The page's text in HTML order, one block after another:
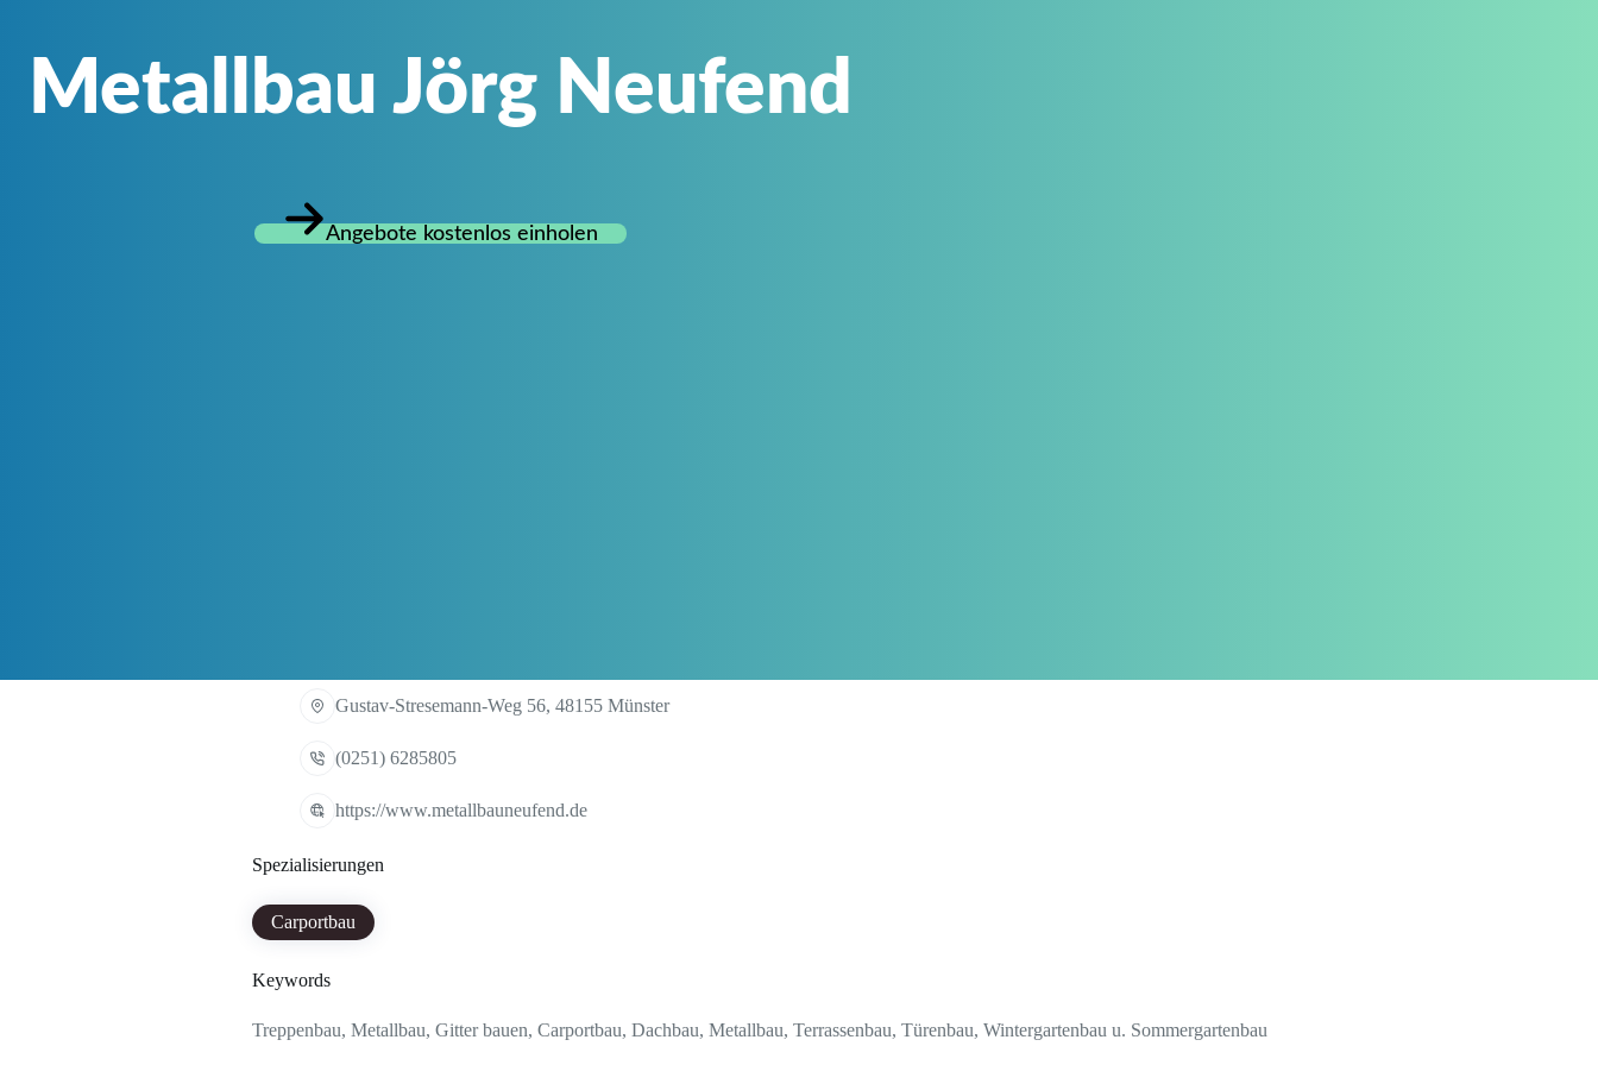
Metallbau Jörg Neufend
Angebote kostenlos einholen
Gustav-Stresemann-Weg 56, 48155 Münster
(0251) 6285805
https://www.metallbauneufend.de
Spezialisierungen
Carportbau
Keywords
Treppenbau, Metallbau, Gitter bauen, Carportbau, Dachbau, Metallbau, Terrassenbau, Türenbau, Wintergartenbau u. Sommergartenbau